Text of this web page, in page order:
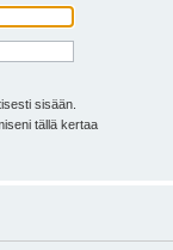
sisään.
tällä kertaa